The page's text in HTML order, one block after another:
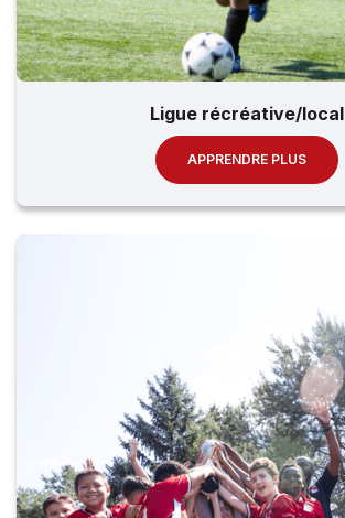
Ligue récréative/local
APPRENDRE PLUS